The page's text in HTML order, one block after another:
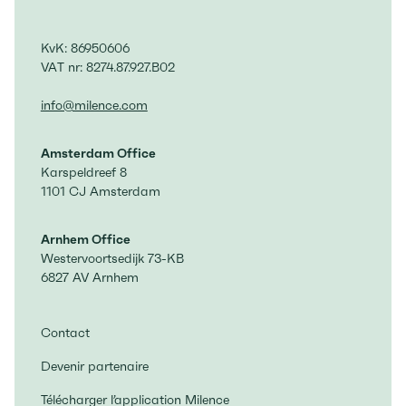
KvK: 86950606
VAT nr: 8274.87.927.B02
info@milence.com
Amsterdam Office
Karspeldreef 8
1101 CJ Amsterdam
Arnhem Office
Westervoortsedijk 73-KB
6827 AV Arnhem
Contact
Devenir partenaire
Télécharger l’application Milence